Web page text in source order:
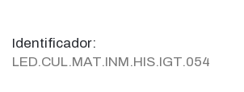
Identificador:
LED.CUL.MAT.INM.HIS.IGT.054